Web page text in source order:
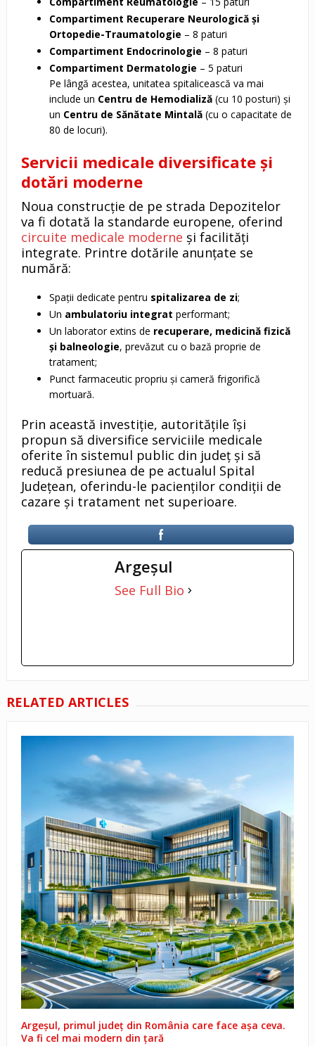
Compartiment Recuperare Neurologică și
Ortopedie-Traumatologie – 8 paturi
Compartiment Endocrinologie – 8 paturi
Compartiment Dermatologie – 5 paturi
Pe lângă acestea, unitatea spitalicească va mai
include un Centru de Hemodializă(cu 10 posturi) și
un Centru de Sănătate Mintală(cu o capacitate de
80 de locuri).
Servicii medicale diversificate și
dotări moderne
Noua construcție de pe strada Depozitelor
va fi dotată la standarde europene, oferind
circuite medicale moderne și facilități
integrate. Printre dotările anunțate se
numără:
Spații dedicate pentru spitalizarea de zi;
Un ambulatoriu integrat performant;
Un laborator extins de recuperare, medicină fizică
și balneologie, prevăzut cu o bază proprie de
tratament;
Punct farmaceutic propriu și cameră frigorifică
mortuară.
Prin această investiție, autoritățile își
propun să diversifice serviciile medicale
oferite în sistemul public din județ și să
reducă presiunea de pe actualul Spital
Județean, oferindu-le pacienților condiții de
cazare și tratament net superioare.
Argeşul
See Full Bio
RELATED ARTICLES
Argeșul, primul județ din România care face așa ceva.
Va fi cel mai modern din țară